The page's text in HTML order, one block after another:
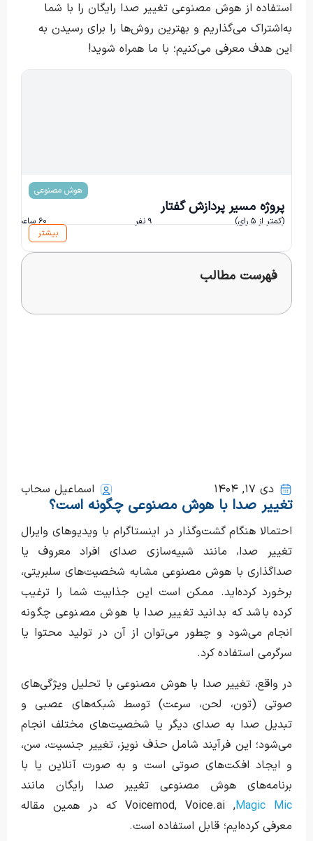
استفاده از هوش مصنوعی تغییر صدا رایگان را با شما
به‌اشتراک می‌گذاریم و بهترین روش‌ها را برای رسیدن به
این هدف معرفی می‌کنیم؛ با ما همراه شوید!
مبینا اسمعیلی
هوش مصنوعی
پروژه مسیر پردازش گفتار
(کمتر از ۵ رای) ۹ نفر
۶۰ ساعت و ۰ دقیقه
بیشتر
فهرست مطالب
اسماعیل سحاب دی ۱۷, ۱۴۰۴
تغییر صدا با هوش مصنوعی چگونه است؟
احتمالا هنگام گشت‌وگذار در اینستاگرام با ویدیوهای وایرال
تغییر صدا، مانند شبیه‌سازی صدای افراد معروف یا
صداگذاری با هوش مصنوعی مشابه شخصیت‌های سلبریتی،
برخورد کرده‌اید. ممکن است این جذابیت شما را ترغیب
کرده باشد که بدانید تغییر صدا با هوش مصنوعی چگونه
انجام می‌شود و چطور می‌توان از آن در تولید محتوا یا
سرگرمی استفاده کرد.
در واقع، تغییر صدا با هوش مصنوعی با تحلیل ویژگی‌های
صوتی (تون، لحن، سرعت) توسط شبکه‌های عصبی و
تبدیل صدا به صدای دیگر یا شخصیت‌های مختلف انجام
می‌شود؛ این فرآیند شامل حذف نویز، تغییر جنسیت، سن،
و ایجاد افکت‌های صوتی است و به صورت آنلاین یا با
برنامه‌های هوش مصنوعی تغییر صدا رایگان مانند
Voicemod, Voice.ai ,Magic Mic
که در همین مقاله
معرفی کرده‌ایم؛ قابل استفاده است.